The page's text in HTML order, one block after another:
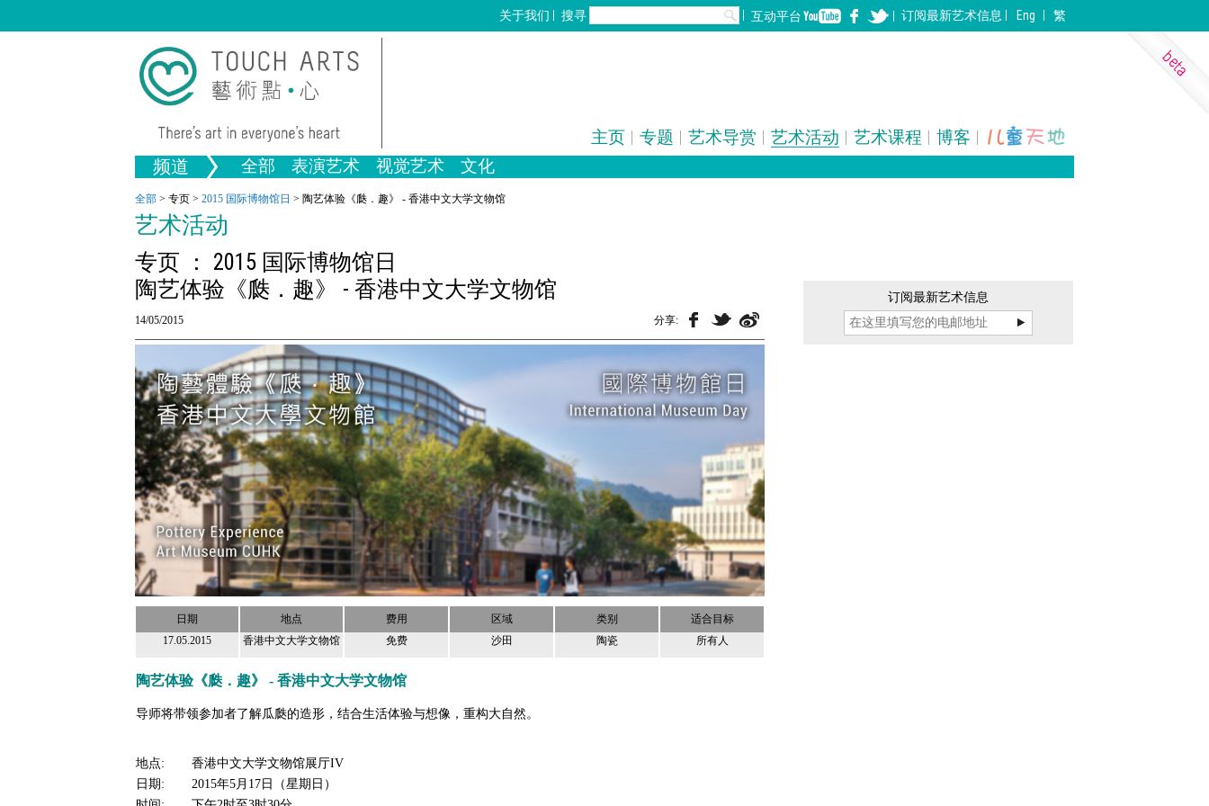
关于我们 搜寻 互动平台 订阅最新艺术信息 Eng 繁
主页 专题 艺术导赏 艺术活动 艺术课程 博客
频道 全部 表演艺术 视觉艺术 文化
音乐 舞蹈 戏剧 歌剧/音乐剧
绘画 画图 版画 设计
全部视觉艺术
生活 文物 全部文化
全部 > 专页 > 2015 国际博物馆日 > 陶艺体验《瓞．趣》 - 香港中文大学文物馆
艺术活动
专页 ： 2015 国际博物馆日
陶艺体验《瓞．趣》 - 香港中文大学文物馆
14/05/2015 分享:
日期
17.05.2015
地点
香港中文大学文物馆
费用
免费
区域
沙田
类别
陶瓷
适合目标
所有人
陶艺体验《瓞．趣》 - 香港中文大学文物馆
导师将带领参加者了解瓜瓞的造形，结合生活体验与想像，重构大自然。
地点:
香港中文大学文物馆展厅IV
日期:
2015年5月17日（星期日）
订阅最新艺术信息